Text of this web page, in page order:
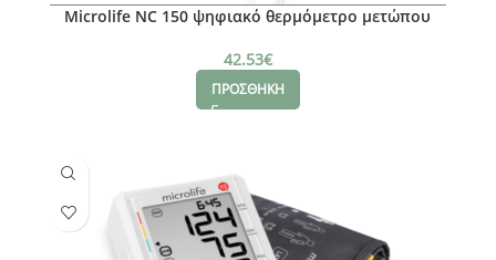
Microlife NC 150 ψηφιακό θερμόμετρο μετώπου
42.53€
ΠΡΟΣΘΗΚΗ